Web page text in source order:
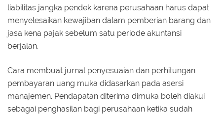
liabilitas jangka pendek karena perusahaan harus dapat
menyelesaikan kewajiban dalam pemberian barang dan
jasa kena pajak sebelum satu periode akuntansi
berjalan.
Cara membuat jurnal penyesuaian dan perhitungan
pembayaran uang muka didasarkan pada asersi
manajemen. Pendapatan diterima dimuka boleh diakui
sebagai penghasilan bagi perusahaan ketika sudah